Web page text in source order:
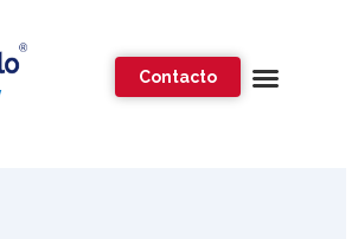
Contacto